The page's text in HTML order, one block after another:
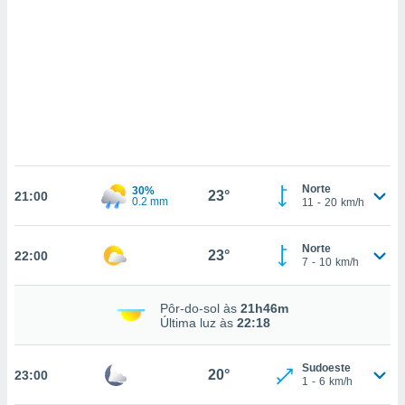
cookies,
21:00
30%
0.2 mm
23°
Norte
11 - 20 km/h
22:00 23°
Norte
7 - 10 km/h
Pôr-do-sol às 21h46m
Última luz às 22:18
23:00 20°
Sudoeste
1 - 6 km/h